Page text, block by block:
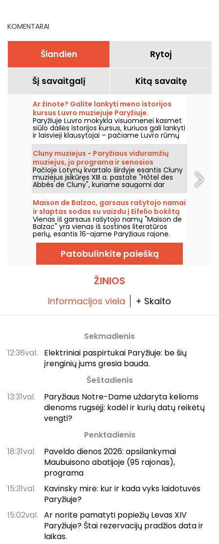
KOMENTARAI
Šiandien Rytoj
Šį savaitgalį Kitą savaitę
Ar žinote? Galite lankyti meno istorijos
kursus Luvro muziejuje Paryžiuje.
Paryžiuje Luvro mokykla visuomenei kasmet
siūlo dailės istorijos kursus, kuriuos gali lankyti
ir laisvieji klausytojai – pačiame Luvro rūmų
centre, nuo rugsėjo iki birželio. Muziejus
kartais organizuoja ir nemokamas paskaitas.
Tai puiki proga tapti tikru dailės istorijos
žinovu!
Cluny muziejus - Paryžiaus viduramžių
muziejus, jo programa ir senosios
vertybės
Pačioje Lotynų kvartalo širdyje esantis Cluny
muziejus įsikūręs XIII a. pastate "Hôtel des
Abbés de Cluny", kuriame saugomi dar
senesni meno kūriniai! Apsilankykite šiame
Paryžiaus viduramžiams skirtame muziejuje.
Maison de Balzac, garsaus rašytojo namai
ir slaptas sodas su vaizdu į Eifelio bokštą
Vienas iš garsaus rašytojo namų "Maison de
Balzac" yra vienas iš sostinės literatūros
perlų, esantis 16-ajame Paryžiaus rajone.
Šiame name-muziejuje taip pat yra
neįtikėtinas sodas, iš kurio atsiveria vaizdas į
Eifelio bokštą, ir kavinė.
Patobulinkite paiešką
ŽINIOS
Informacijos viela + Skaito
Sekmadienis
12:36val.
Elektriniai paspirtukai Paryžiuje: be šių
įrenginių jums gresia bauda.
Šeštadienis
13:31val.
Paryžiaus Notre-Dame uždaryta kelioms
dienoms rugsėjį: kodėl ir kurių datų reikėtų
vengti?
Penktadienis
18:31val.
Paveldo dienos 2026: apsilankymai
Maubuisono abatijoje (95 rajonas),
programa
15:31val.
Kavinsky mirė: kur ir kada vyks laidotuvės
Paryžiuje?
15:02val. Ar norite pamatyti popiežių Levas XIV
Paryžiuje? Štai rezervacijų pradžios data ir
laikas.